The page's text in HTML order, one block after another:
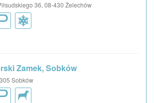
36, 08-430 Żelechów
Zamek, Sobków
Sobków